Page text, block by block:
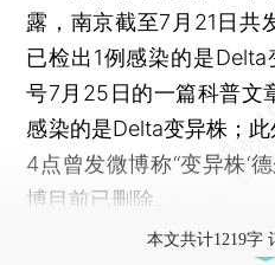
露，南京截至7月21日共
已检出1例感染的是Delta
号7月25日的一篇科普文
感染的是Delta变异株；
4点曾发微博称“变异株‘
博目前已删除。
本文共计1219字